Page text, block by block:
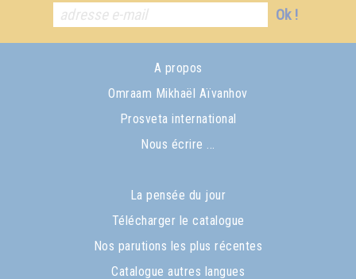
Ok !
A propos
Omraam Mikhaël Aïvanhov
Prosveta international
Nous écrire ...
La pensée du jour
Télécharger le catalogue
Nos parutions les plus récentes
Catalogue autres langues